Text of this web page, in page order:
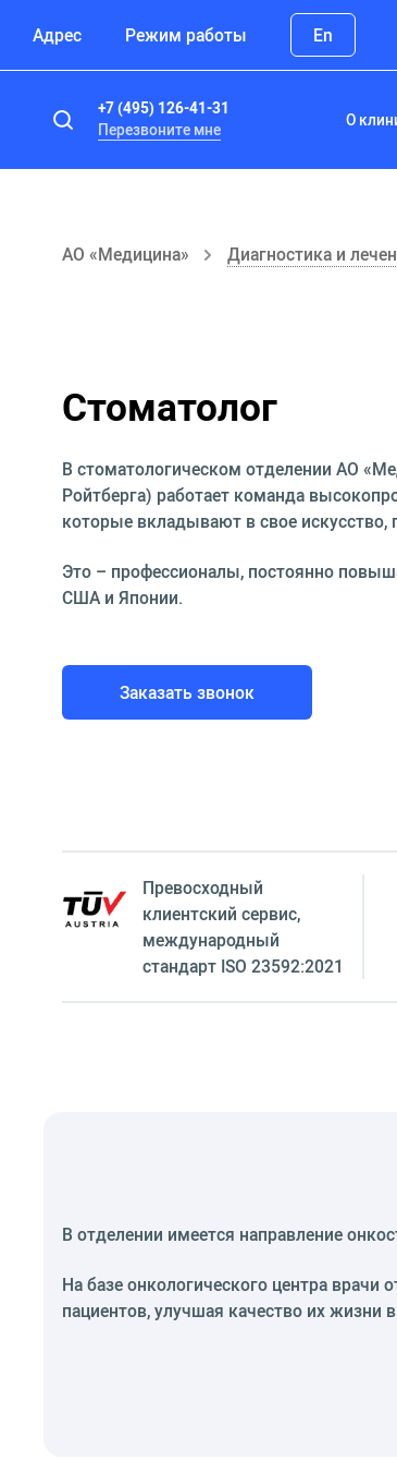
Адрес Режим работы En
+7 (495) 126-41-31
Перезвоните мне
О
АО «Медицина» Диагностика и
Стоматолог
В стоматологическом отделении АО
Ройтберга) работает команда
которые вкладывают в свое
Это – професси­оналы, постоянно
США и Японии.
Заказать звонок
Превосходный
клиентский сервиc,
международный
стандарт ISO 23592:2021
В отделении имеется направление
На базе онкологического центра
пациентов, улучшая качество их жизни